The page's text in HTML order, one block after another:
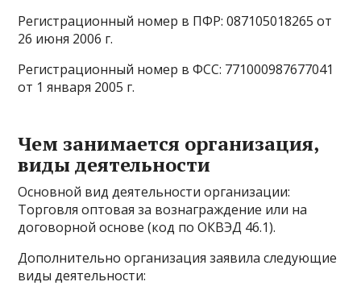
Регистрационный номер в ПФР: 087105018265 от
26 июня 2006 г.
Регистрационный номер в ФСС: 771000987677041
от 1 января 2005 г.
Чем занимается организация,
виды деятельности
Основной вид деятельности организации:
Торговля оптовая за вознаграждение или на
договорной основе (код по ОКВЭД 46.1).
Дополнительно организация заявила следующие
виды деятельности: